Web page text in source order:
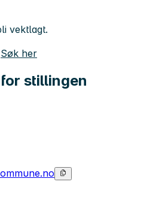
vektlagt.
Søk her
stillingen